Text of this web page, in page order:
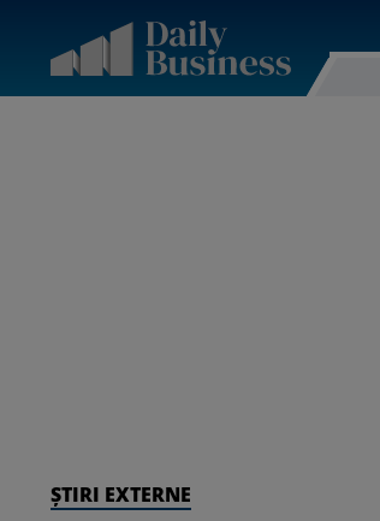
ȘTIRI EXTERNE